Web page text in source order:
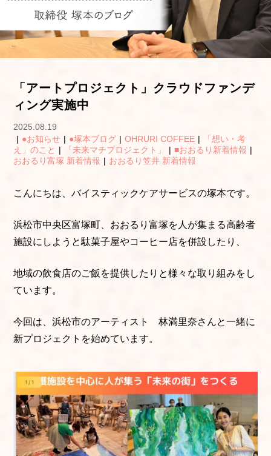
「アートプロジェクト」クラウドファンデ
ィング実施中
2025.08.19
●お知らせ ●塚本ブログ OHRURI COFFEE
「想い・考
え」のこと
「未来マチプロジェクト」 ■おおるり新着情報
おおるり富塚 新着情報
おおるり笠井 新着情報
こんにちは、バイスティックケアサービスの塚本です。
浜松市中央区富塚町、おおるり富塚を人が集まる高齢者
施設にしようと駄菓子屋やコーヒー店を併設したり、
地域の飲食店のご飯を提供したりと様々な取り組みをし
ています。
今回は、浜松市のアーティスト 林満里奈さんと一緒に
新プロジェクトを始めています。